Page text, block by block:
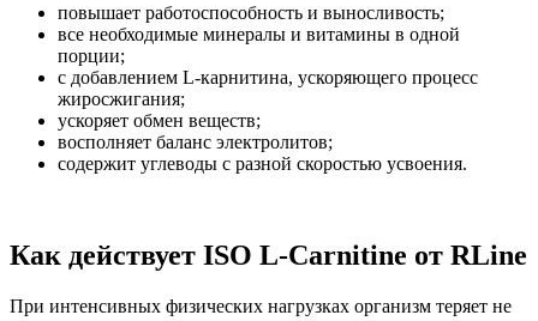
повышает работоспособность и выносливость;
все необходимые минералы и витамины в одной
порции;
с добавлением L-карнитина, ускоряющего процесс
жиросжигания;
ускоряет обмен веществ;
восполняет баланс электролитов;
содержит углеводы с разной скоростью усвоения.
Как действует ISO L-Carnitine от RLine
При интенсивных физических нагрузках организм теряет не